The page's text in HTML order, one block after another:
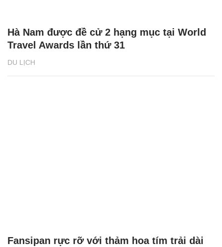
DU LỊCH
Hà Nam được đề cử 2 hạng mục tại World
Travel Awards lần thứ 31
Fansipan rực rỡ với thảm hoa tím trải dài